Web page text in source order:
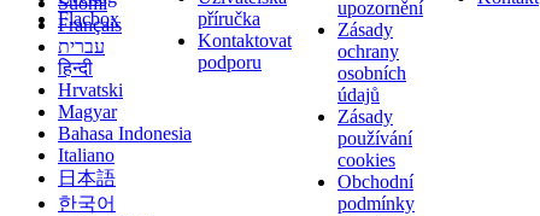
Français
עברית
हिन्दी
Hrvatski
Magyar
Bahasa Indonesia
Italiano
日本語
한국어
Flacbox
příručka
Kontaktovat
podporu
upozornění
Zásady
ochrany
osobních
údajů
Zásady
používání
cookies
Obchodní
podmínky